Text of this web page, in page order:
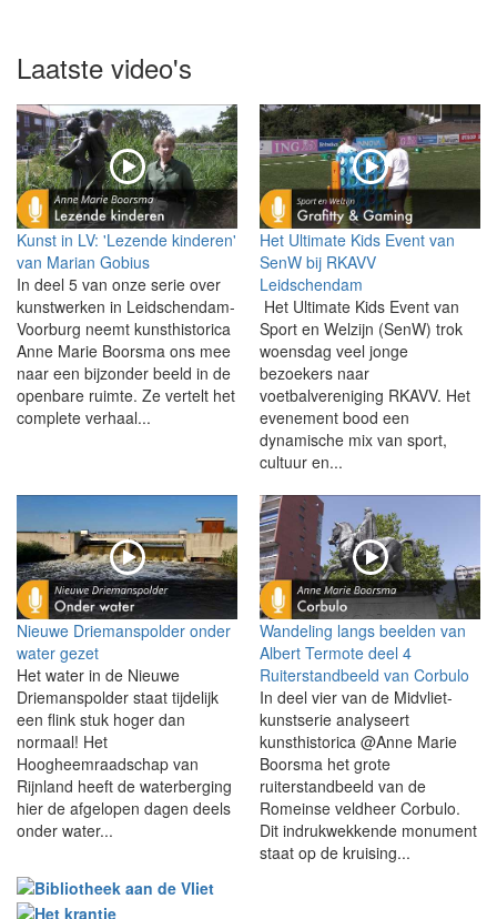
Laatste video's
Kunst in LV: 'Lezende kinderen'
van Marian Gobius
In deel 5 van onze serie over
kunstwerken in Leidschendam-
Voorburg neemt kunsthistorica
Anne Marie Boorsma ons mee
naar een bijzonder beeld in de
openbare ruimte. Ze vertelt het
complete verhaal...
Het Ultimate Kids Event van
SenW bij RKAVV
Leidschendam
Het Ultimate Kids Event van
Sport en Welzijn (SenW) trok
woensdag veel jonge
bezoekers naar
voetbalvereniging RKAVV. Het
evenement bood een
dynamische mix van sport,
cultuur en...
Nieuwe Driemanspolder onder
water gezet
Het water in de Nieuwe
Driemanspolder staat tijdelijk
een flink stuk hoger dan
normaal! Het
Hoogheemraadschap van
Rijnland heeft de waterberging
hier de afgelopen dagen deels
onder water...
Wandeling langs beelden van
Albert Termote deel 4
Ruiterstandbeeld van Corbulo
In deel vier van de Midvliet-
kunstserie analyseert
kunsthistorica @Anne Marie
Boorsma het grote
ruiterstandbeeld van de
Romeinse veldheer Corbulo.
Dit indrukwekkende monument
staat op de kruising...